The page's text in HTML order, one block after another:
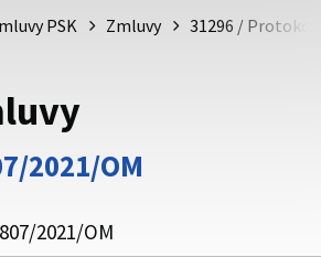
sa uistite, že zdieľate informácie iba
stránku. Zabezpečená stránka
názvom domény webového sídla.
PSK Zmluvy 31296 / Protokol
2021/OM
2021/OM